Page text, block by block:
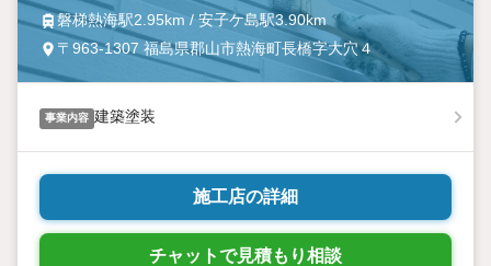
磐梯熱海駅2.95km / 安子ケ島駅3.90km
〒963-1307 福島県郡山市熱海町長橋字大穴４
事業内容 建築塗装
施工店の詳細
チャットで見積もり相談